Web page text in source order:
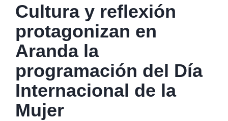
Cultura y reflexión
protagonizan en
Aranda la
programación del Día
Internacional de la
Mujer